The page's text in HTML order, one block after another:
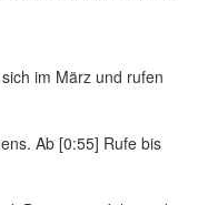
im März und rufen
Ab [0:55] Rufe bis